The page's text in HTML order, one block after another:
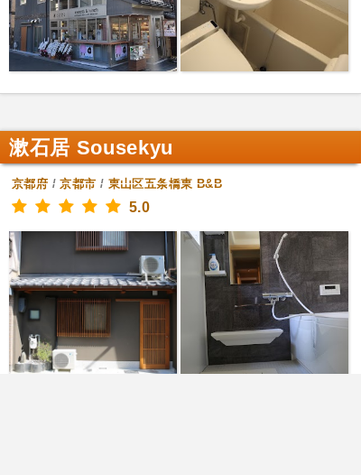
漱石居 Sousekyu
京都府 /京都市 / 東山区五条橋東 B&B
5.0